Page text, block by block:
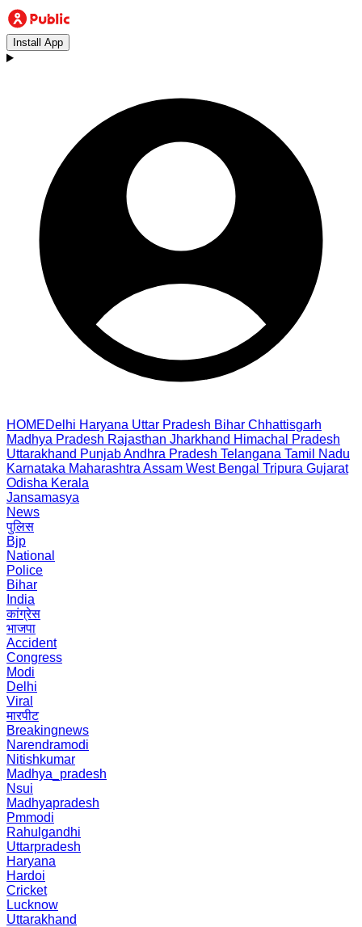
Install App
HOMEDelhi Haryana Uttar Pradesh Bihar Chhattisgarh
Madhya Pradesh Rajasthan Jharkhand Himachal Pradesh
Uttarakhand PunjabAndhra Pradesh Telangana Tamil Nadu
Karnataka Maharashtra Assam West Bengal Tripura Gujarat
Odisha Kerala
Jansamasya
News
पुलिस
Bjp
National
Police
Bihar
India
कांग्रेस
भाजपा
Accident
Congress
Modi
Delhi
Viral
मारपीट
Breakingnews
Narendramodi
Nitishkumar
Madhya_pradesh
Nsui
Madhyapradesh
Pmmodi
Rahulgandhi
Uttarpradesh
Haryana
Hardoi
Cricket
Lucknow
Uttarakhand